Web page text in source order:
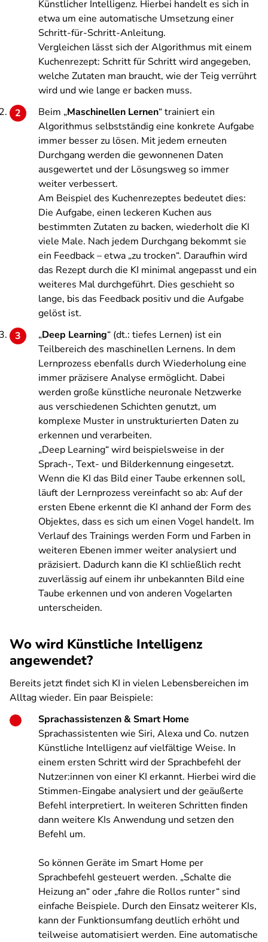
Künstlicher Intelligenz. Hierbei handelt es sich in
etwa um eine automatische Umsetzung einer
Schritt-für-Schritt-Anleitung.
Vergleichen lässt sich der Algorithmus mit einem
Kuchenrezept: Schritt für Schritt wird angegeben,
welche Zutaten man braucht, wie der Teig verrührt
wird und wie lange er backen muss.
Beim „Maschinellen Lernen“ trainiert ein
Algorithmus selbstständig eine konkrete Aufgabe
immer besser zu lösen. Mit jedem erneuten
Durchgang werden die gewonnenen Daten
ausgewertet und der Lösungsweg so immer
weiter verbessert.
Am Beispiel des Kuchenrezeptes bedeutet dies:
Die Aufgabe, einen leckeren Kuchen aus
bestimmten Zutaten zu backen, wiederholt die KI
viele Male. Nach jedem Durchgang bekommt sie
ein Feedback – etwa „zu trocken“. Daraufhin wird
das Rezept durch die KI minimal angepasst und ein
weiteres Mal durchgeführt. Dies geschieht so
lange, bis das Feedback positiv und die Aufgabe
gelöst ist.
„Deep Learning“ (dt.: tiefes Lernen) ist ein
Teilbereich des maschinellen Lernens. In dem
Lernprozess ebenfalls durch Wiederholung eine
immer präzisere Analyse ermöglicht. Dabei
werden große künstliche neuronale Netzwerke
aus verschiedenen Schichten genutzt, um
komplexe Muster in unstrukturierten Daten zu
erkennen und verarbeiten.
„Deep Learning“ wird beispielsweise in der
Sprach-, Text- und Bilderkennung eingesetzt.
Wenn die KI das Bild einer Taube erkennen soll,
läuft der Lernprozess vereinfacht so ab: Auf der
ersten Ebene erkennt die KI anhand der Form des
Objektes, dass es sich um einen Vogel handelt. Im
Verlauf des Trainings werden Form und Farben in
weiteren Ebenen immer weiter analysiert und
präzisiert. Dadurch kann die KI schließlich recht
zuverlässig auf einem ihr unbekannten Bild eine
Taube erkennen und von anderen Vogelarten
unterscheiden.
Wo wird Künstliche Intelligenz
angewendet?
Bereits jetzt findet sich KI in vielen Lebensbereichen im
Alltag wieder. Ein paar Beispiele:
Sprachassistenzen & Smart Home
Sprachassistenten wie Siri, Alexa und Co. nutzen
Künstliche Intelligenz auf vielfältige Weise. In
einem ersten Schritt wird der Sprachbefehl der
Nutzer:innen von einer KI erkannt. Hierbei wird die
Stimmen-Eingabe analysiert und der geäußerte
Befehl interpretiert. In weiteren Schritten finden
dann weitere KIs Anwendung und setzen den
Befehl um.
So können Geräte im Smart Home per
Sprachbefehl gesteuert werden. „Schalte die
Heizung an“ oder „fahre die Rollos runter“ sind
einfache Beispiele. Durch den Einsatz weiterer KIs,
kann der Funktionsumfang deutlich erhöht und
teilweise automatisiert werden. Eine automatische